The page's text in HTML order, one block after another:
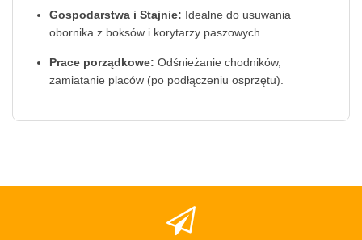
Gospodarstwa i Stajnie: Idealne do usuwania
obornika z boksów i korytarzy paszowych.
Prace porządkowe: Odśnieżanie chodników,
zamiatanie placów (po podłączeniu osprzętu).